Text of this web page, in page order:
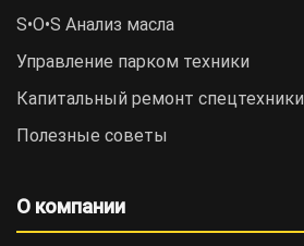
S•O•S Анализ масла
Управление парком техники
Капитальный ремонт спецтехники
Полезные советы
О компании